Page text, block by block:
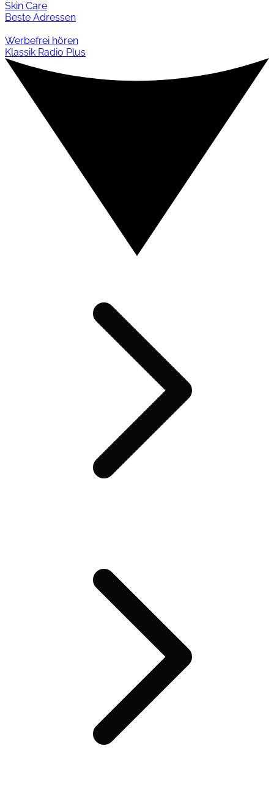
Skin Care
Beste Adressen
Werbefrei hören
Klassik Radio Plus